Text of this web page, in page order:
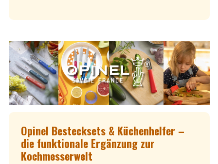
Opinel Bestecksets & Küchenhelfer –
die funktionale Ergänzung zur
Kochmesserwelt